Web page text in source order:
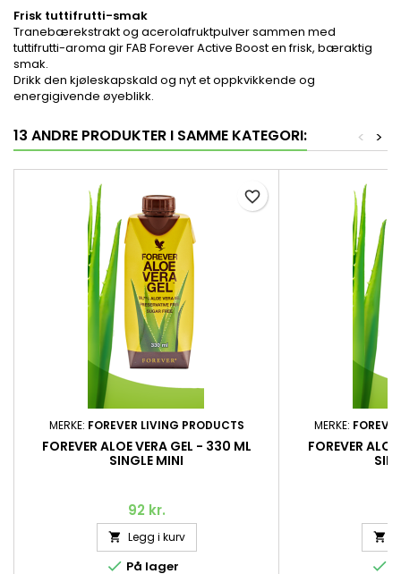
Frisk tuttifrutti-smak
Tranebærekstrakt og acerolafruktpulver sammen med
tuttifrutti-aroma gir FAB Forever Active Boost en frisk, bæraktig
smak.
Drikk den kjøleskapskald og nyt et oppkvikkende og
energigivende øyeblikk.
13 ANDRE PRODUKTER I SAMME KATEGORI: >
<
MERKE: FOREVER LIVING PRODUCTS
FOREVER ALOE VERA GEL - 330 ML
SINGLE MINI
92 kr.
 Legg i kurv
 På lager
favorite_border
MERKE:
FOREVER

